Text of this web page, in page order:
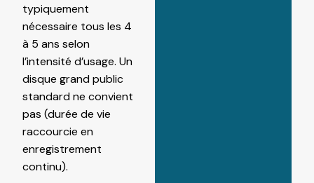
typiquement
nécessaire tous les 4
à 5 ans selon
l’intensité d’usage. Un
disque grand public
standard ne convient
pas (durée de vie
raccourcie en
enregistrement
continu).